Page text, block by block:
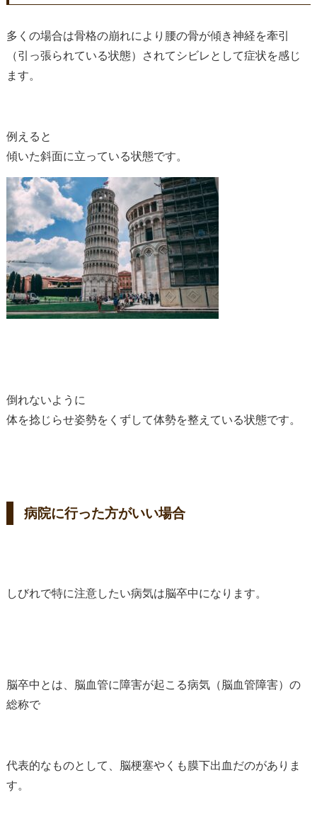
多くの場合は骨格の崩れにより腰の骨が傾き神経を牽引
（引っ張られている状態）されてシビレとして症状を感じ
ます。
例えると
傾いた斜面に立っている状態です。
倒れないように
体を捻じらせ姿勢をくずして体勢を整えている状態です。
病院に行った方がいい場合
しびれで特に注意したい病気は脳卒中になります。
脳卒中とは、脳血管に障害が起こる病気（脳血管障害）の
総称で
代表的なものとして、脳梗塞やくも膜下出血だのがありま
す。